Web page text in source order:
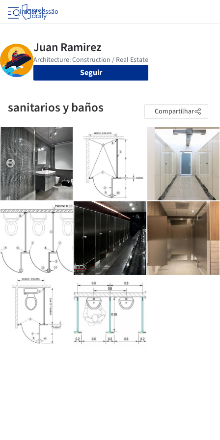
Iniciar sessão
Seguir
sanitarios y baños Compartilhar